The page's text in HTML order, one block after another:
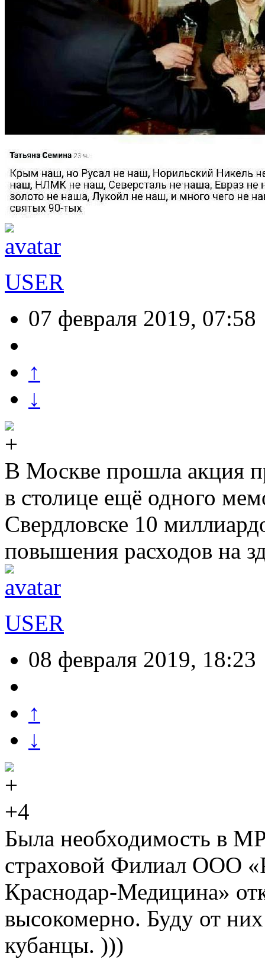
USER
07 февраля 2019, 07:58
↑
↓
В Москве прошла акция
в столице ещё одного
Свердловске 10
повышения расходов на
USER
08 февраля 2019, 18:23
↑
↓
+4
Была необходимость в
страховой Филиал ООО
Краснодар-Медицина»
высокомерно. Буду от
кубанцы. )))